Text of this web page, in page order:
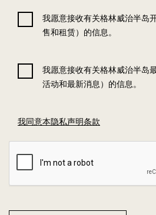
我愿意接收有关格林威治半岛
售和租赁）的信息。
我愿意接收有关格林威治半岛
活动和最新消息）的信息。
我同意本 隐私声明条款